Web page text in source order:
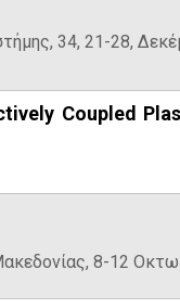
34, 21-28,
Coupled
8-12